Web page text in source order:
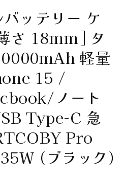
ッテリー ケ
さ 18mm] タ
軽量
15 /
ノート
Type-C 急
Pro
(ブラック)